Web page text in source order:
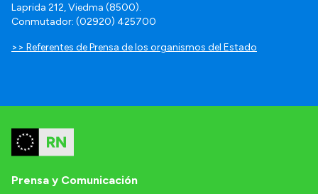
Laprida 212, Viedma (8500).
Conmutador: (02920) 425700
>> Referentes de Prensa de los organismos del Estado
Prensa y Comunicación